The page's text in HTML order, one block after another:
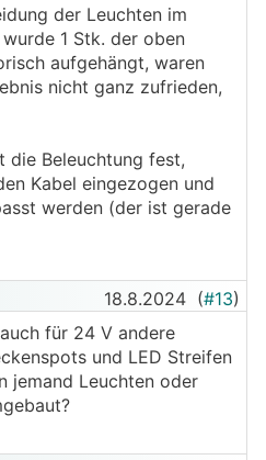
der Leuchten im
1 Stk. der oben
aufgehängt, waren
nicht ganz zufrieden,
die Beleuchtung fest,
Kabel eingezogen und
werden (der ist gerade
18.8.2024 (#13)
für 24 V andere
und LED Streifen
jemand Leuchten oder